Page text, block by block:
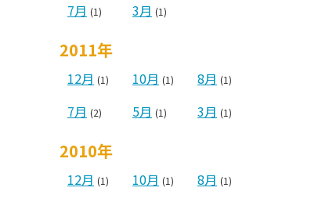
7月 (1) 3月 (1)
2011年
12月 (1) 10月 (1) 8月 (1)
7月 (2) 5月 (1) 3月 (1)
2010年
12月 (1) 10月 (1) 8月 (1)